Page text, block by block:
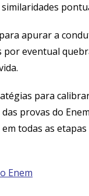
apurar a
eventual
para
provas do
todas as etapas
Enem